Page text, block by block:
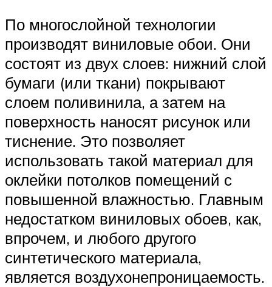
По многослойной технологии
производят виниловые обои. Они
состоят из двух слоев: нижний слой
бумаги (или ткани) покрывают
слоем поливинила, а затем на
поверхность наносят рисунок или
тиснение. Это позволяет
использовать такой материал для
оклейки потолков помещений с
повышенной влажностью. Главным
недостатком виниловых обоев, как,
впрочем, и любого другого
синтетического материала,
является воздухонепроницаемость.